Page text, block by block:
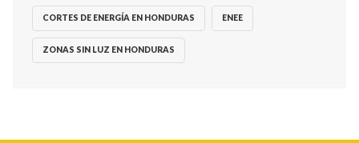
CORTES DE ENERGÍA EN HONDURAS ENEE
ZONAS SIN LUZ EN HONDURAS